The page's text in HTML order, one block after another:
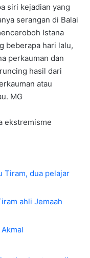
siri kejadian yang
serangan di Balai
Istana
beberapa hari lalu,
perkauman dan
hasil dari
atau
MG
ekstremisme
Tiram, dua pelajar
ahli Jemaah